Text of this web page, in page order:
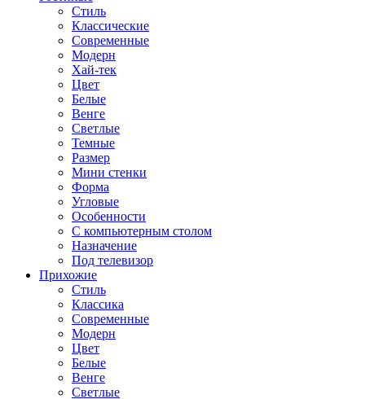
Стиль
Классические
Современные
Модерн
Хай-тек
Цвет
Белые
Венге
Светлые
Темные
Размер
Мини стенки
Форма
Угловые
Особенности
С компьютерным столом
Назначение
Под телевизор
Прихожие
Стиль
Классика
Современные
Модерн
Цвет
Белые
Венге
Светлые